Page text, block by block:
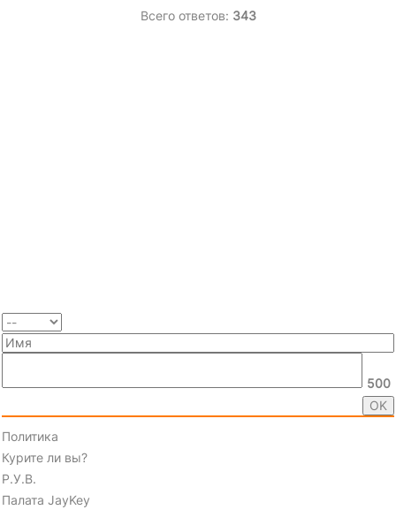
Всего ответов: 343
500
Политика
Курите ли вы?
Р.У.В.
Палата JayKey